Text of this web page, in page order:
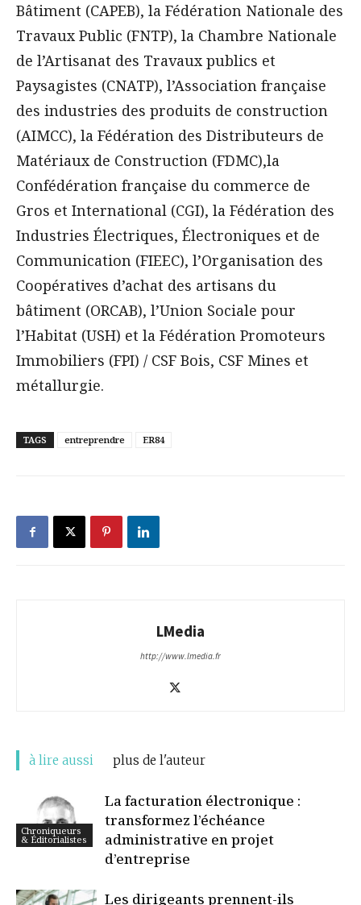
Bâtiment (CAPEB), la Fédération Nationale des
Travaux Public (FNTP), la Chambre Nationale
de l’Artisanat des Travaux publics et
Paysagistes (CNATP), l’Association française
des industries des produits de construction
(AIMCC), la Fédération des Distributeurs de
Matériaux de Construction (FDMC),la
Confédération française du commerce de
Gros et International (CGI), la Fédération des
Industries Électriques, Électroniques et de
Communication (FIEEC), l’Organisation des
Coopératives d’achat des artisans du
bâtiment (ORCAB), l’Union Sociale pour
l’Habitat (USH) et la Fédération Promoteurs
Immobiliers (FPI) / CSF Bois, CSF Mines et
métallurgie.
TAGS entreprendre ER84
LMedia
http://www.lmedia.fr
à lire aussi plus de l'auteur
Chroniqueurs
& Éditorialistes
La facturation électronique :
transformez l’échéance
administrative en projet
d’entreprise
Les dirigeants prennent-ils